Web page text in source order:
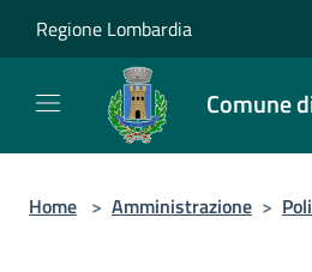
Regione Lombardia
Comune
Home > Amministrazione >